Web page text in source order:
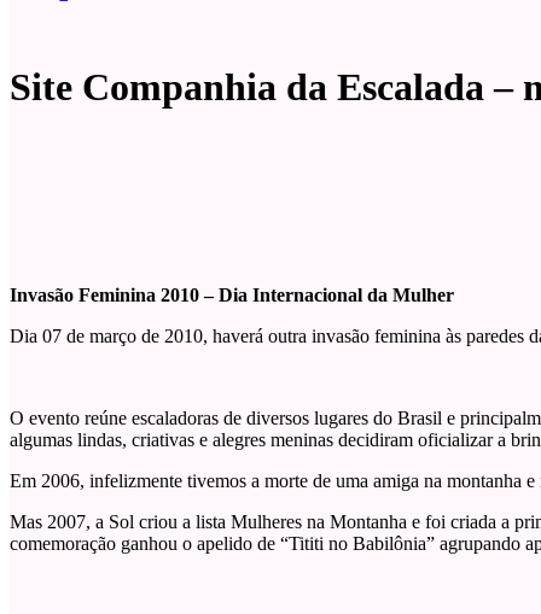
Site Companhia da Escalada –
Invasão Feminina 2010 – Dia Internacional da Mulher
Dia 07 de março de 2010, haverá outra invasão feminina às paredes
O evento reúne escaladoras de diversos lugares do Brasil e
algumas lindas, criativas e alegres meninas decidiram oficializar a
Em 2006, infelizmente tivemos a morte de uma amiga na montanha
Mas 2007, a Sol criou a lista Mulheres na Montanha e foi criada a
comemoração ganhou o apelido de “Tititi no Babilônia” agrupando